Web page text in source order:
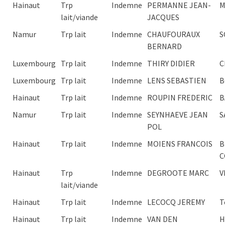
Hainaut
Trp
lait/viande
Indemne PERMANNE JEAN-
JACQUES
Namur Trp lait Indemne CHAUFOURAUX
BERNARD
Luxembourg Trp lait Indemne THIRY DIDIER
Luxembourg Trp lait Indemne LENS SEBASTIEN
Hainaut
Trp lait Indemne ROUPIN FREDERIC
Namur
Trp lait Indemne SEYNHAEVE JEAN
POL
Hainaut Trp lait Indemne MOIENS FRANCOIS
Hainaut
Trp
lait/viande
Indemne DEGROOTE MARC
Hainaut Trp lait Indemne LECOCQ JEREMY
Hainaut
Trp lait Indemne VAN DEN